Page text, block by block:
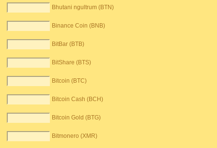
Bhutani ngultrum (BTN)
Binance Coin (BNB)
BitBar (BTB)
BitShare (BTS)
Bitcoin (BTC)
Bitcoin Cash (BCH)
Bitcoin Gold (BTG)
Bitmonero (XMR)